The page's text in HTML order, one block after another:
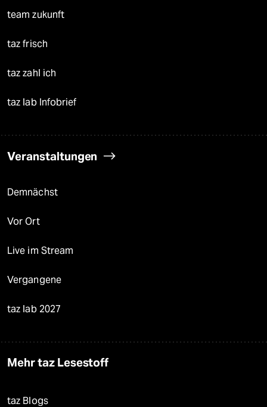
team zukunft
taz frisch
taz zahl ich
taz lab Infobrief
Veranstaltungen
Demnächst
Vor Ort
Live im Stream
Vergangene
taz lab 2027
Mehr taz Lesestoff
taz Blogs